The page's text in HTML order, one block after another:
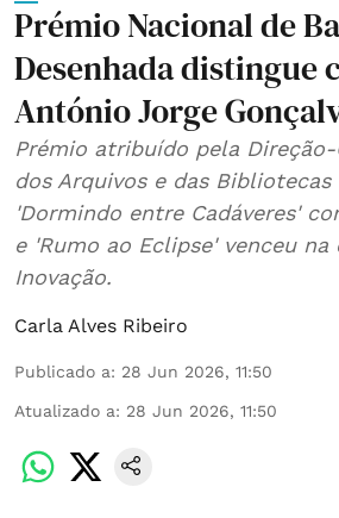
Prémio Nacional de
Desenhada distingue
António Jorge
Prémio atribuído pela
dos Arquivos e das
'Dormindo entre Cadáveres'
e 'Rumo ao Eclipse' venceu na categoria
Inovação.
Carla Alves Ribeiro
Publicado a: 28 Jun 2026, 11:50
Atualizado a: 28 Jun 2026, 11:50